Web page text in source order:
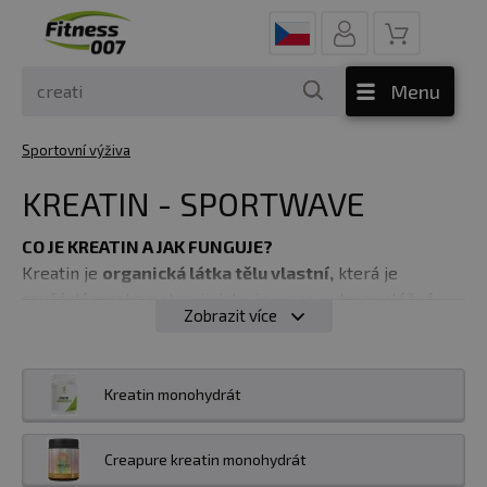
Menu
Sportovní výživa
KREATIN - SPORTWAVE
CO JE KREATIN A JAK FUNGUJE?
Kreatin je organická látka tělu vlastní, která je
výrobky. Je tvořen třemi aminokyselinami methioninem,
pro svaly.
množství kreatinu z potravin pravděpobně
nepokryje dostatečnou dávku a proto je vhodné
zařadit kreatin jako doplněk stravy.
Zobrazit více
Kreatin monohydrát
Creapure kreatin monohydrát